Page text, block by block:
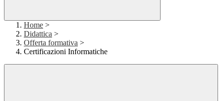
Home >
Didattica >
Offerta formativa >
Certificazioni Informatiche